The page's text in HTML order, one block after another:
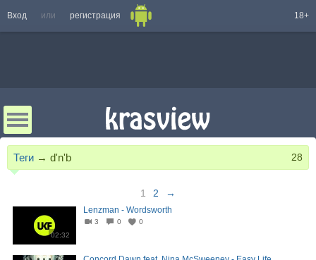
Вход или регистрация 18+
Теги → d'n'b 28
1 2 →
02:32
Lenzman - Wordsworth
3 0 0